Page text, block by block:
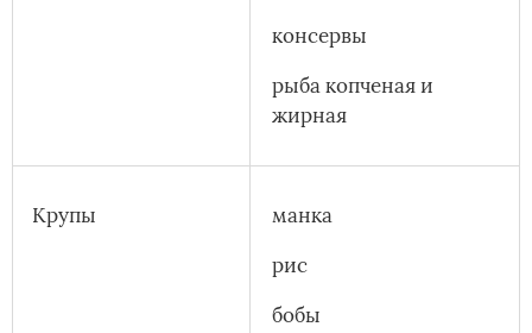
консервы
рыба копченая и
жирная
Крупы
манка
рис
бобы